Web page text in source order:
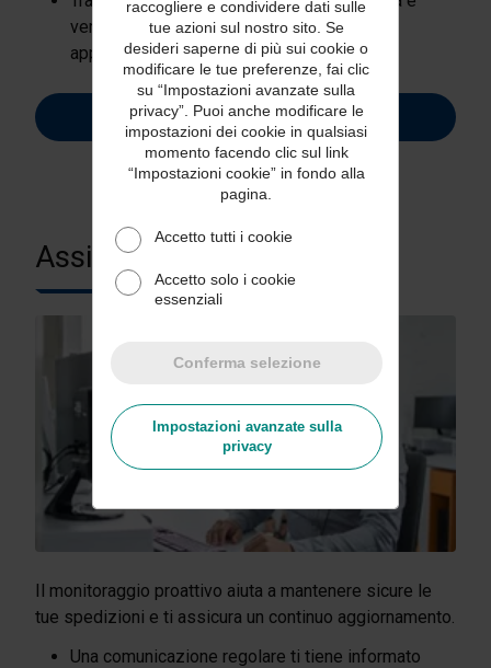
verso paesi e territori selezionati, con pre-
approvazione.
Richiedi un preventivo
Assistenza preferenziale
Il monitoraggio proattivo aiuta a mantenere sicure le
tue spedizioni e ti assicura un continuo aggiornamento.
Una comunicazione regolare ti tiene informato
raccogliere e condividere dati sulle
tue azioni sul nostro sito. Se
desideri saperne di più sui cookie o
modificare le tue preferenze, fai clic
su “Impostazioni avanzate sulla
privacy”. Puoi anche modificare le
impostazioni dei cookie in qualsiasi
momento facendo clic sul link
“Impostazioni cookie” in fondo alla
pagina.
Accetto tutti i cookie
Accetto solo i cookie
essenziali
Conferma selezione
Impostazioni avanzate sulla
privacy